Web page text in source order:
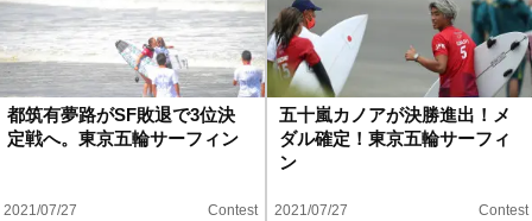
都筑有夢路がSF敗退で3位決
定戦へ。東京五輪サーフィン
2021/07/27 Contest
五十嵐カノアが決勝進出！メ
ダル確定！東京五輪サーフィ
ン
2021/07/27 Contest